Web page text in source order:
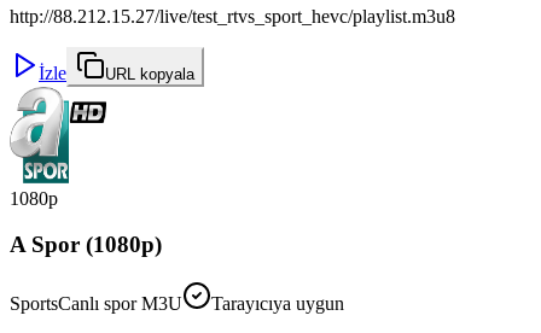
http://88.212.15.27/live/test_rtvs_sport_hevc/playlist.m3u8
İzle URL kopyala
1080p
A Spor (1080p)
SportsCanlı spor M3U
Tarayıcıya uygun